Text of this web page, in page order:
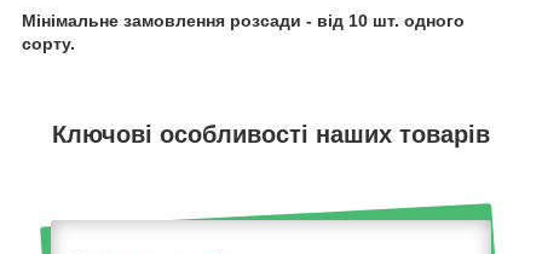
Мінімальне замовлення розсади - від 10 шт. одного
сорту.
Ключові особливості наших товарів